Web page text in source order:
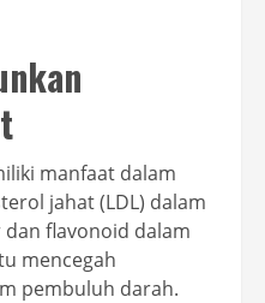
manfaat dalam
jahat (LDL) dalam
flavonoid dalam
mencegah
pembuluh darah.